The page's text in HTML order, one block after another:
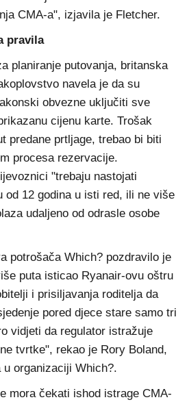
CMA-a", izjavila je Fletcher.
pravila
planiranje putovanja, britanska
navela je da su
obvezne uključiti sve
cijenu karte. Trošak
predane prtljage, trebao bi biti
procesa rezervacije.
"trebaju nastojati
od 12 godina u isti red, ili ne više
udaljeno od odrasle osobe
potrošača Which? pozdravilo je
puta isticao Ryanair-ovu oštru
i prisiljavanja roditelja da
pored djece stare samo tri
vidjeti da regulator istražuje
tvrtke", rekao je Rory Boland,
organizaciji Which?.
mora čekati ishod istrage CMA-